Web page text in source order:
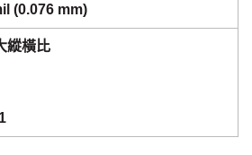
(0.076 mm)
縱橫比